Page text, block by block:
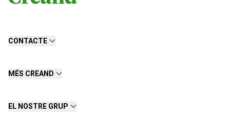
CONTACTE
MÉS CREAND
EL NOSTRE GRUP